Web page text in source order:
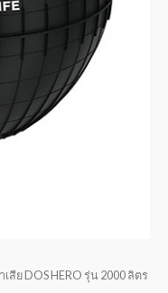
สีย DOS HERO รุ่น 2000 ลิตร